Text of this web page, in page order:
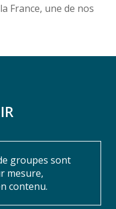
France, une de nos
groupes sont
mesure,
contenu.